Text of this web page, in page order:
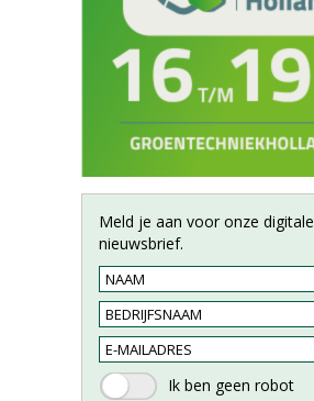
Meld je aan voor onze digitale
nieuwsbrief.